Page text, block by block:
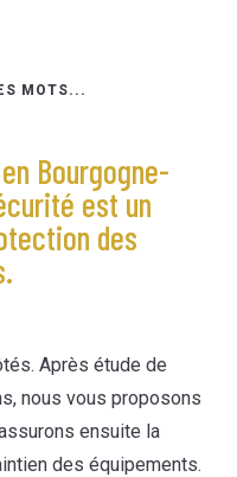
MOTS...
Bourgogne-
est un
des
Après étude de
nous vous proposons
ensuite la
des équipements.